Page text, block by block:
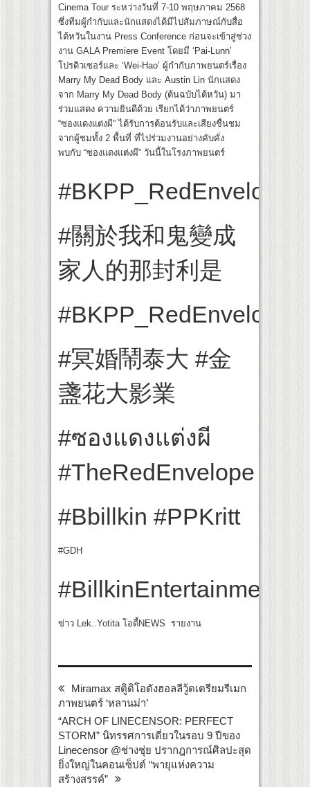
Cinema Tour ระหว่างวันที่ 7-10 พฤษภาคม 2568
ซึ่งทีมผู้กำกับและนักแสดงได้มีไปสัมภาษณ์กับสื่อ
ไต้หวันในงาน Press Conference ก่อนจะเข้าสู่ช่วง
งาน GALA Premiere Event โดยมี ‘Pai-Lunn’
โปรดิวเซอร์และ ‘Wei-Hao’ ผู้กำกับภาพยนตร์เรื่อง
Marry My Dead Body และ Austin Lin นักแสดง
จาก Marry My Dead Body (ต้นฉบับไต้หวัน) มา
ร่วมแสดง ความยินดีด้วย เรียกได้ว่าภาพยนตร์
“ซองแดงแต่งผี” ได้รับการต้อนรับและเสียงชื่นชม
จากผู้ชมทั้ง 2 พื้นที่ ที่ไปร่วมงานอย่างคับคั่ง
พบกับ “ซองแดงแต่งผี” วันนี้ในโรงภาพยนตร์
#關於我和鬼變成
家人的那封利是
#冥婚鬧泰大 #金
盞花大影業
#ซองแดงแต่งผี
#TheRedEnvelope
#Bbillkin #PPKritt
#GDH
#BillkinEntertainment
ข่าว Lek..Yotita โอดี้NEWS รายงาน
Miramax สตูิดิโอดังฮอลลีวู้ดเตรียมรีเมก
ภาพยนตร์ ‘หลานม่า’
“ARCH OF LINECENSOR: PERFECT
STORM” นิทรรศการเดี่ยวในรอบ 9 ปีของ
Linecensor @ช่างชุ่ย ปรากฎการณ์ศิลปะสุด
ยิ่งใหญ่ในคอนเซ็ปต์ “พายุแห่งความ
สร้างสรรค์”